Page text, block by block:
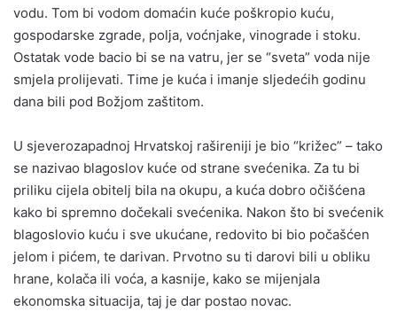
vodu. Tom bi vodom domaćin kuće poškropio kuću,
gospodarske zgrade, polja, voćnjake, vinograde i stoku.
Ostatak vode bacio bi se na vatru, jer se “sveta” voda nije
smjela prolijevati. Time je kuća i imanje sljedećih godinu
dana bili pod Božjom zaštitom.
U sjeverozapadnoj Hrvatskoj rašireniji je bio “križec” – tako
se nazivao blagoslov kuće od strane svećenika. Za tu bi
priliku cijela obitelj bila na okupu, a kuća dobro očišćena
kako bi spremno dočekali svećenika. Nakon što bi svećenik
blagoslovio kuću i sve ukućane, redovito bi bio počašćen
jelom i pićem, te darivan. Prvotno su ti darovi bili u obliku
hrane, kolača ili voća, a kasnije, kako se mijenjala
ekonomska situacija, taj je dar postao novac.